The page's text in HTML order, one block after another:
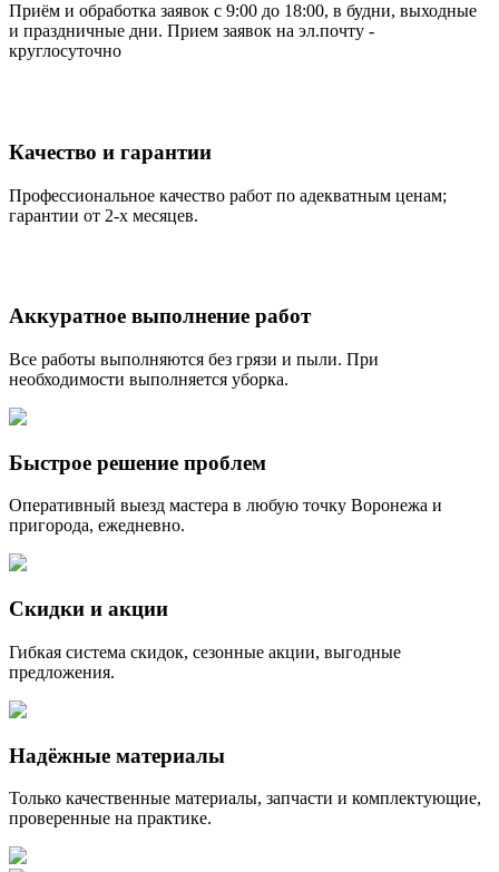
Приём и обработка заявок с 9:00 до 18:00, в будни, выходные
и праздничные дни. Прием заявок на эл.почту -
круглосуточно
Качество и гарантии
Профессиональное качество работ по адекватным ценам;
гарантии от 2-х месяцев.
Аккуратное выполнение работ
Все работы выполняются без грязи и пыли. При
необходимости выполняется уборка.
Быстрое решение проблем
Оперативный выезд мастера в любую точку Воронежа и
пригорода, ежедневно.
Скидки и акции
Гибкая система скидок, сезонные акции, выгодные
предложения.
Надёжные материалы
Только качественные материалы, запчасти и комплектующие,
проверенные на практике.